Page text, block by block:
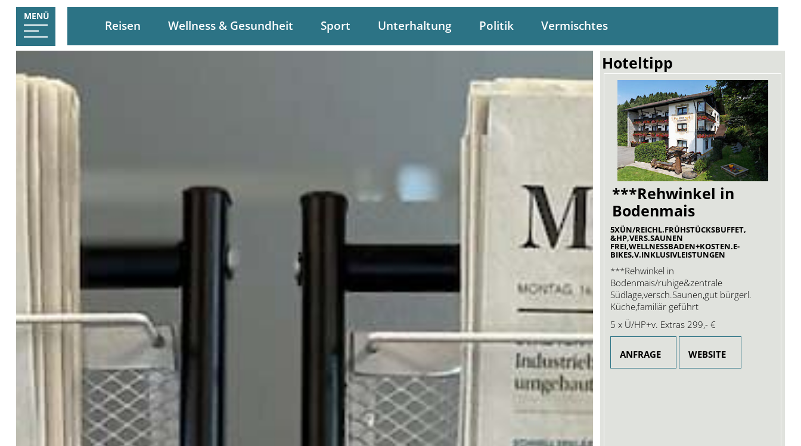
MENÜ
Hoteltipp
***Rehwinkel in
Bodenmais
5XÜN/REICHL.FRÜHSTÜCKSBUFFET,
&HP,VERS.SAUNEN
FREI,WELLNESSBADEN+KOSTEN.E-
BIKES,V.INKLUSIVLEISTUNGEN
***Rehwinkel in
Bodenmais/ruhige&zentrale
Südlage,versch.Saunen,gut bürgerl.
Küche,familiär geführt
5 x Ü/HP+v. Extras 299,- €
ANFRAGE WEBSITE
Reisen Wellness & Gesundheit Sport Unterhaltung Politik Vermischtes